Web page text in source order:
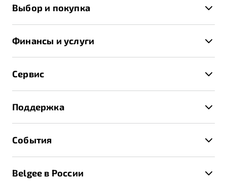
X70
Выбор и покупка
Записаться на тест-драйв
Получить предложение
Финансы и услуги
Страхование
Расчет КАСКО
Сервис
Техническое обслуживание
Калькулятор ТО
Поддержка
Помощь на дорогах
События
Belgee в России